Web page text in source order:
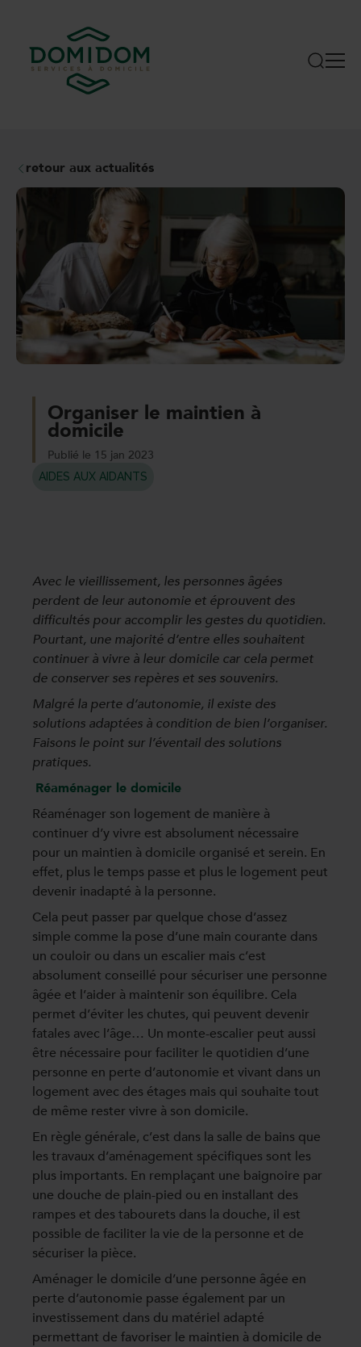
retour aux actualités
Organiser le maintien à
domicile
Publié le 15 jan 2023
AIDES AUX AIDANTS
Avec le vieillissement, les personnes âgées
perdent de leur autonomie et éprouvent des
difficultés pour accomplir les gestes du quotidien.
Pourtant, une majorité d’entre elles souhaitent
continuer à vivre à leur domicile car cela permet
de conserver ses repères et ses souvenirs.
Malgré la perte d’autonomie, il existe des
solutions adaptées à condition de bien l’organiser.
Faisons le point sur l’éventail des solutions
pratiques.
Réaménager le domicile
Réaménager son logement de manière à
continuer d’y vivre est absolument nécessaire
pour un maintien à domicile organisé et serein. En
effet, plus le temps passe et plus le logement peut
devenir inadapté à la personne.
Cela peut passer par quelque chose d’assez
simple comme la pose d’une main courante dans
un couloir ou dans un escalier mais c’est
absolument conseillé pour sécuriser une personne
âgée et l’aider à maintenir son équilibre. Cela
permet d’éviter les chutes, qui peuvent devenir
fatales avec l’âge… Un monte-escalier peut aussi
être nécessaire pour faciliter le quotidien d’une
personne en perte d’autonomie et vivant dans un
logement avec des étages mais qui souhaite tout
de même rester vivre à son domicile.
En règle générale, c’est dans la salle de bains que
les travaux d’aménagement spécifiques sont les
plus importants. En remplaçant une baignoire par
une douche de plain-pied ou en installant des
rampes et des tabourets dans la douche, il est
possible de faciliter la vie de la personne et de
sécuriser la pièce.
Aménager le domicile d’une personne âgée en
perte d’autonomie passe également par un
investissement dans du matériel adapté
permettant de favoriser le maintien à domicile de